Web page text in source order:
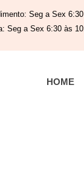
Seg a Sex
Seg a Sex 6:30 às
HOME